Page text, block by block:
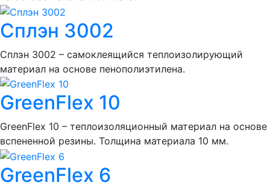
Сплэн 3002
Сплэн 3002 – самоклеящийся теплоизолирующий
материал на основе пенополиэтилена.
GreenFlex 10
GreenFlex 10 – теплоизоляционный материал на основе
вспененной резины. Толщина материала 10 мм.
GreenFlex 6